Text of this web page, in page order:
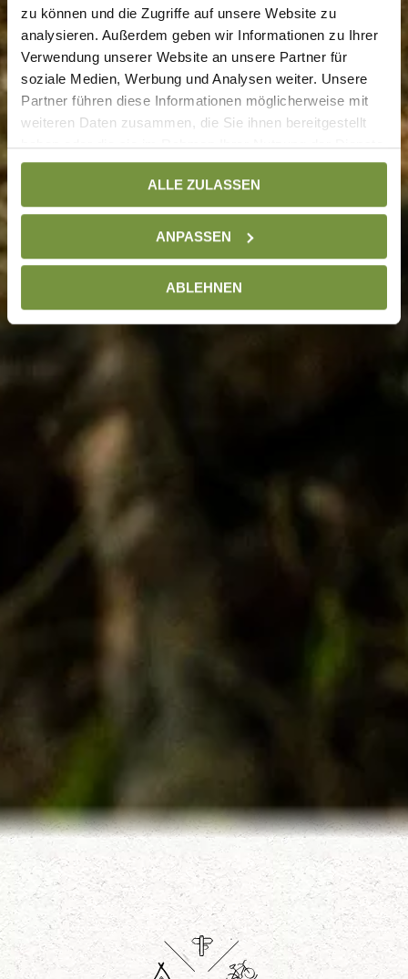
zu können und die Zugriffe auf unsere Website zu
analysieren. Außerdem geben wir Informationen zu Ihrer
Verwendung unserer Website an unsere Partner für
soziale Medien, Werbung und Analysen weiter. Unsere
Partner führen diese Informationen möglicherweise mit
weiteren Daten zusammen, die Sie ihnen bereitgestellt
haben oder die sie im Rahmen Ihrer Nutzung der Dienste
gesammelt haben. Weitere Informationen finden Sie auf
DatenschutzseiteALLE ZULASSEN
ANPASSEN
ABLEHNEN